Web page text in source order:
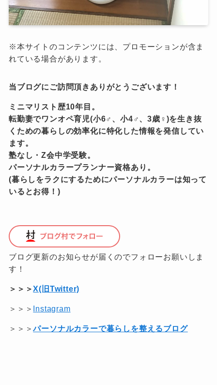
※本サイトのコンテンツには、プロモーションが含ま
れている場合があります。
当ブログにご訪問頂きありがとうございます！
ミニマリスト歴10年目。
転勤妻でワンオペ育児(小6♂、小4♂、3歳♀)を生き抜
くための暮らしの効率化に特化した情報を発信してい
ます。
塾なし・Z会中学受験。
パーソナルカラープランナー資格あり。
(暮らしをラクにするためにパーソナルカラーは知って
いるとお得！)
ブログ更新のお知らせが届くのでフォローお願いしま
す！
＞＞＞X(旧Twitter)
＞＞＞ Instagram
＞＞＞パーソナルカラーで暮らしを整えるブログ